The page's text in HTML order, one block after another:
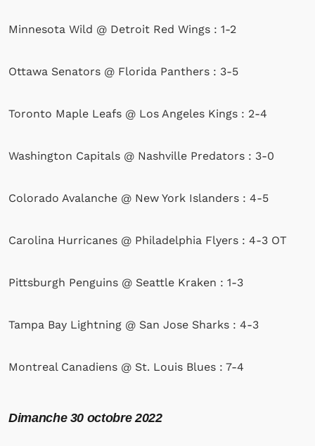
Minnesota Wild @ Detroit Red Wings : 1-2
Ottawa Senators @ Florida Panthers : 3-5
Toronto Maple Leafs @ Los Angeles Kings : 2-4
Washington Capitals @ Nashville Predators : 3-0
Colorado Avalanche @ New York Islanders : 4-5
Carolina Hurricanes @ Philadelphia Flyers : 4-3 OT
Pittsburgh Penguins @ Seattle Kraken : 1-3
Tampa Bay Lightning @ San Jose Sharks : 4-3
Montreal Canadiens @ St. Louis Blues : 7-4
Dimanche 30 octobre 2022